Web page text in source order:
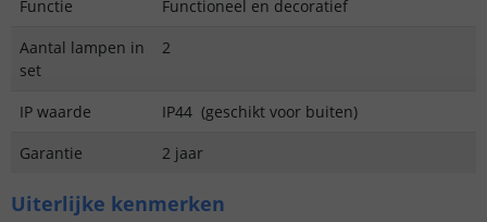
Functie
Functioneel en decoratief
Aantal lampen in
set
2
IP waarde
IP44 (geschikt voor buiten)
Garantie
2 jaar
Uiterlijke kenmerken